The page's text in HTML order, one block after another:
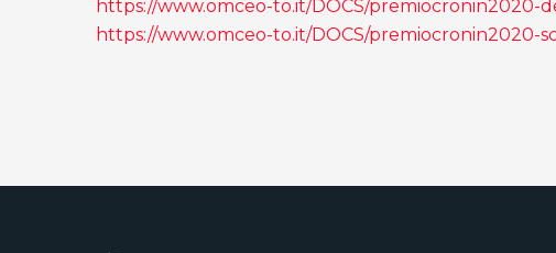
https://www.omceo-to.it/DOCS/premiocronin2020-
https://www.omceo-to.it/DOCS/premiocronin2020-